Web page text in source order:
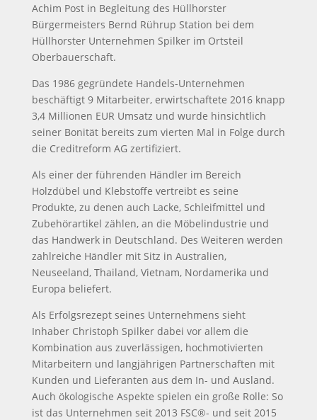
Achim Post in Begleitung des Hüllhorster
Bürgermeisters Bernd Rührup Station bei dem
Hüllhorster Unternehmen Spilker im Ortsteil
Oberbauerschaft.
Das 1986 gegründete Handels-Unternehmen
beschäftigt 9 Mitarbeiter, erwirtschaftete 2016 knapp
3,4 Millionen EUR Umsatz und wurde hinsichtlich
seiner Bonität bereits zum vierten Mal in Folge durch
die Creditreform AG zertifiziert.
Als einer der führenden Händler im Bereich
Holzdübel und Klebstoffe vertreibt es seine
Produkte, zu denen auch Lacke, Schleifmittel und
Zubehörartikel zählen, an die Möbelindustrie und
das Handwerk in Deutschland. Des Weiteren werden
zahlreiche Händler mit Sitz in Australien,
Neuseeland, Thailand, Vietnam, Nordamerika und
Europa beliefert.
Als Erfolgsrezept seines Unternehmens sieht
Inhaber Christoph Spilker dabei vor allem die
Kombination aus zuverlässigen, hochmotivierten
Mitarbeitern und langjährigen Partnerschaften mit
Kunden und Lieferanten aus dem In- und Ausland.
Auch ökologische Aspekte spielen ein große Rolle: So
ist das Unternehmen seit 2013 FSC®- und seit 2015